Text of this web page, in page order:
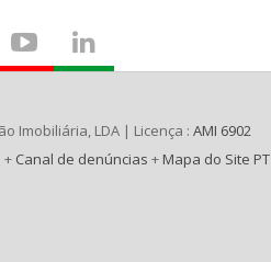
Imobiliária, LDA | Licença : AMI 6902
+ Canal de denúncias + Mapa do Site PT